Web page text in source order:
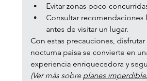
Evitar zonas poco
Consultar recomendaciones
antes de visitar un lugar.
Con estas precauciones,
nocturna paisa se convierte en
experiencia enriquecedora y
(Ver más sobre planes